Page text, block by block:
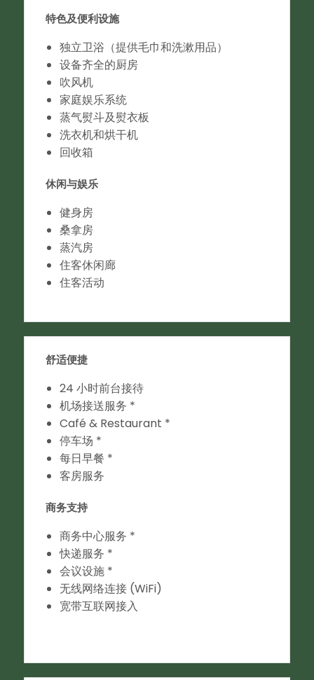
特色及便利设施
独立卫浴（提供毛巾和洗漱用品）
设备齐全的厨房
吹风机
家庭娱乐系统
蒸气熨斗及熨衣板
洗衣机和烘干机
回收箱
休闲与娱乐
健身房
桑拿房
蒸汽房
住客休闲廊
住客活动
舒适便捷
24 小时前台接待
机场接送服务 *
Café & Restaurant *
停车场 *
每日早餐 *
客房服务
商务支持
商务中心服务 *
快递服务 *
会议设施 *
无线网络连接 (WiFi)
宽带互联网接入